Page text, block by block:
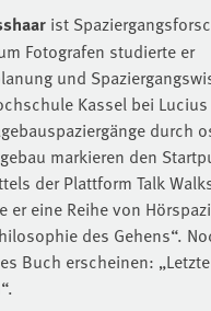
ist
Fotografen studierte er
und
Kassel bei
durch
markieren den
der Plattform Talk
er eine Reihe von
des Gehens“.
Buch erscheinen: